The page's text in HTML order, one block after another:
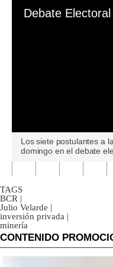
seconds
0
seconds
Los siete postulantes a
domingo en el debate
TAGS
BCR |
Julio Velarde |
inversión privada |
minería